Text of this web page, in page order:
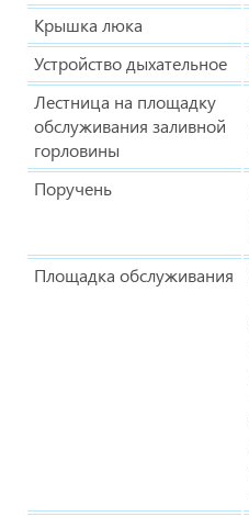
Крышка люка
Устройство дыхательное
Лестница на площадку
обслуживания заливной
горловины
Поручень
Площадка обслуживания